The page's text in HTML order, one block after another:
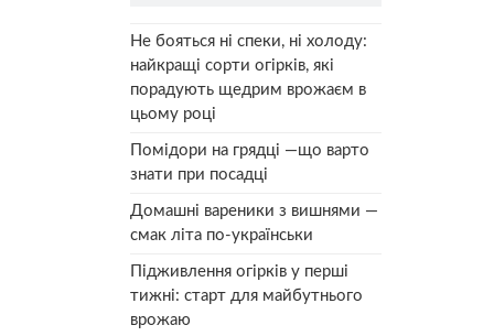
Не бояться ні спеки, ні холоду:
найкращі сорти огірків, які
порадують щедрим врожаєм в
цьому році
Помідори на грядці —що варто
знати при посадці
Домашні вареники з вишнями —
смак літа по-українськи
Підживлення огірків у перші
тижні: старт для майбутнього
врожаю